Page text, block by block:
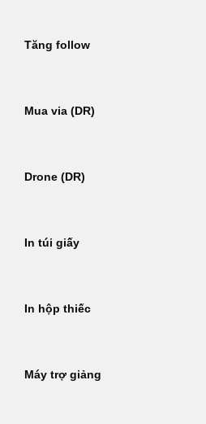
Tăng follow
Mua via (DR)
Drone (DR)
In túi giấy
In hộp thiếc
Máy trợ giảng